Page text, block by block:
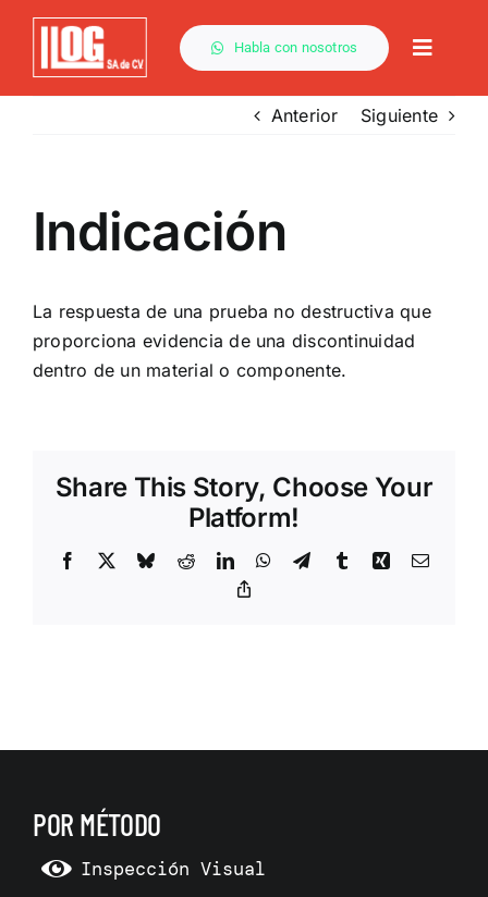
Saltar
contenido
Habla con nosotros
Toggle
Anterior Siguiente
Indicación
La respuesta de una prueba no destructiva que
proporciona evidencia de una discontinuidad
dentro de un material o componente.
Share This Story, Choose Your
Platform!
Facebook BlueskyRedditLinkedInWhatsApp
TelegramTumblrXing Correo
POR MÉTODO
Inspección Visual